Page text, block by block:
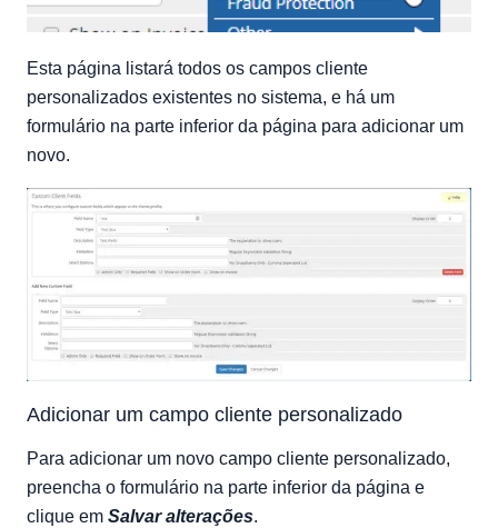
Esta página listará todos os campos cliente
personalizados existentes no sistema, e há um
formulário na parte inferior da página para adicionar um
novo.
Adicionar um campo cliente personalizado
Para adicionar um novo campo cliente personalizado,
preencha o formulário na parte inferior da página e
clique em Salvar alterações.